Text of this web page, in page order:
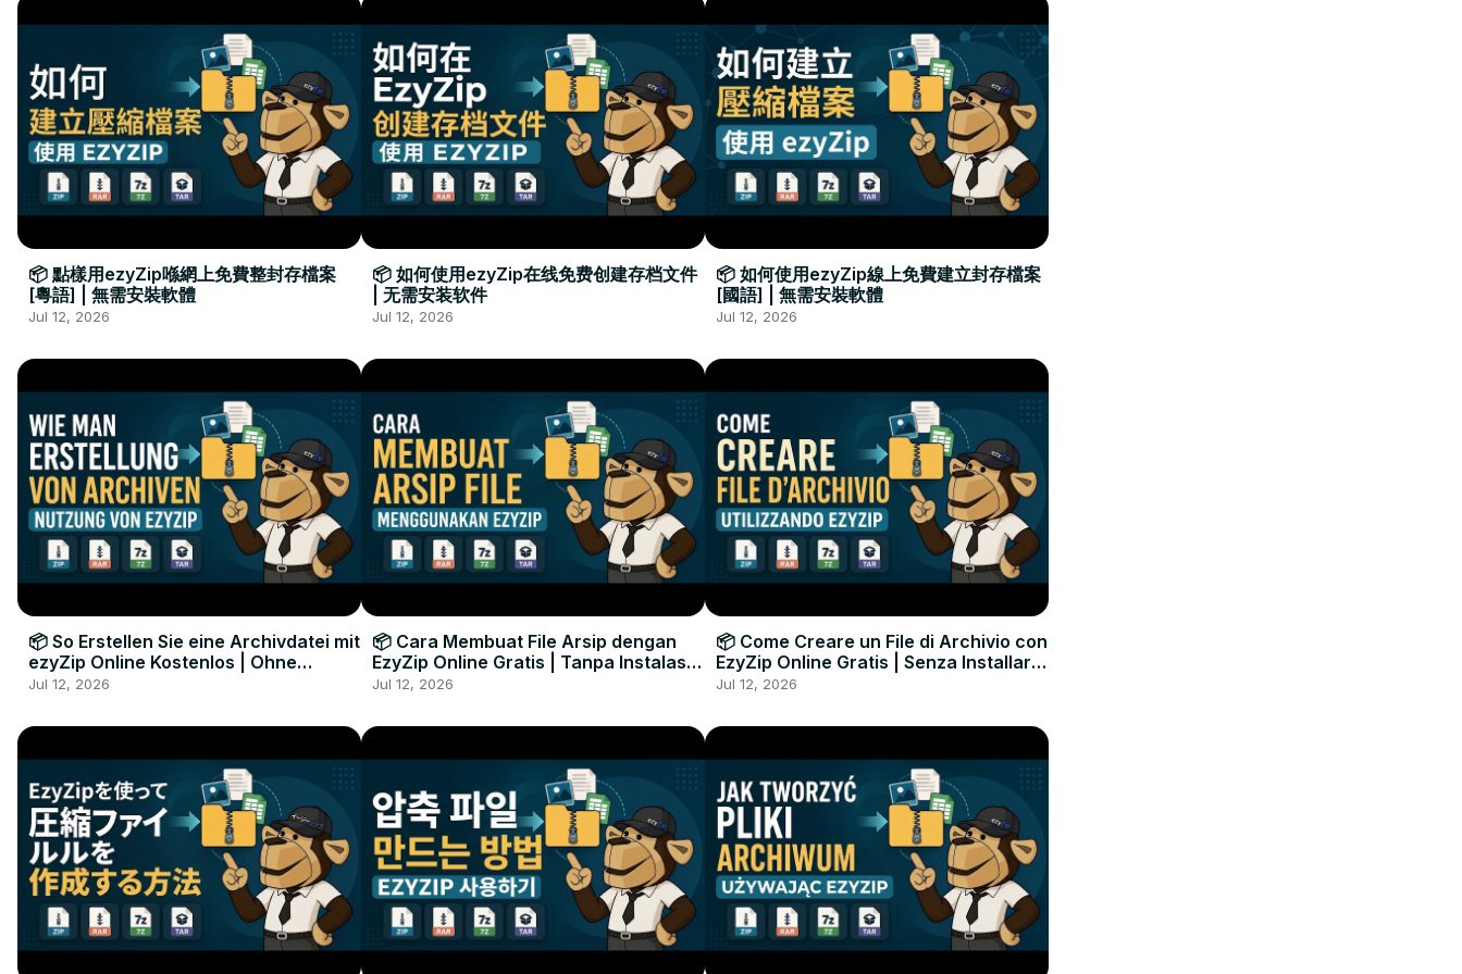
📦 點樣用ezyZip喺網上免費整封存檔案
[粵語] | 無需安裝軟體
Jul 12, 2026
📦 如何使用ezyZip在线免费创建存档文件
| 无需安装软件
Jul 12, 2026
📦 如何使用ezyZip線上免費建立封存檔案
[國語] | 無需安裝軟體
Jul 12, 2026
📦 So Erstellen Sie eine Archivdatei mit
ezyZip Online Kostenlos | Ohne
Softwareinstallation
Jul 12, 2026
📦 Cara Membuat File Arsip dengan
EzyZip Online Gratis | Tanpa Instalasi
Perangkat Lunak
Jul 12, 2026
📦 Come Creare un File di Archivio con
EzyZip Online Gratis | Senza Installare
Software
Jul 12, 2026